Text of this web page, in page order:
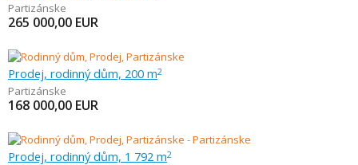
Partizánske
265 000,00 EUR
Prodej, rodinný dům, 200 m2
Partizánske
168 000,00 EUR
Prodej, rodinný dům, 1 792 m2